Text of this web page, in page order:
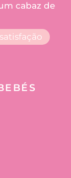
cabaz de